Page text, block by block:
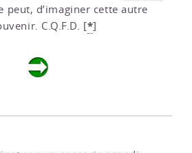
peut, d’imaginer cette autre
C.Q.F.D. [*]